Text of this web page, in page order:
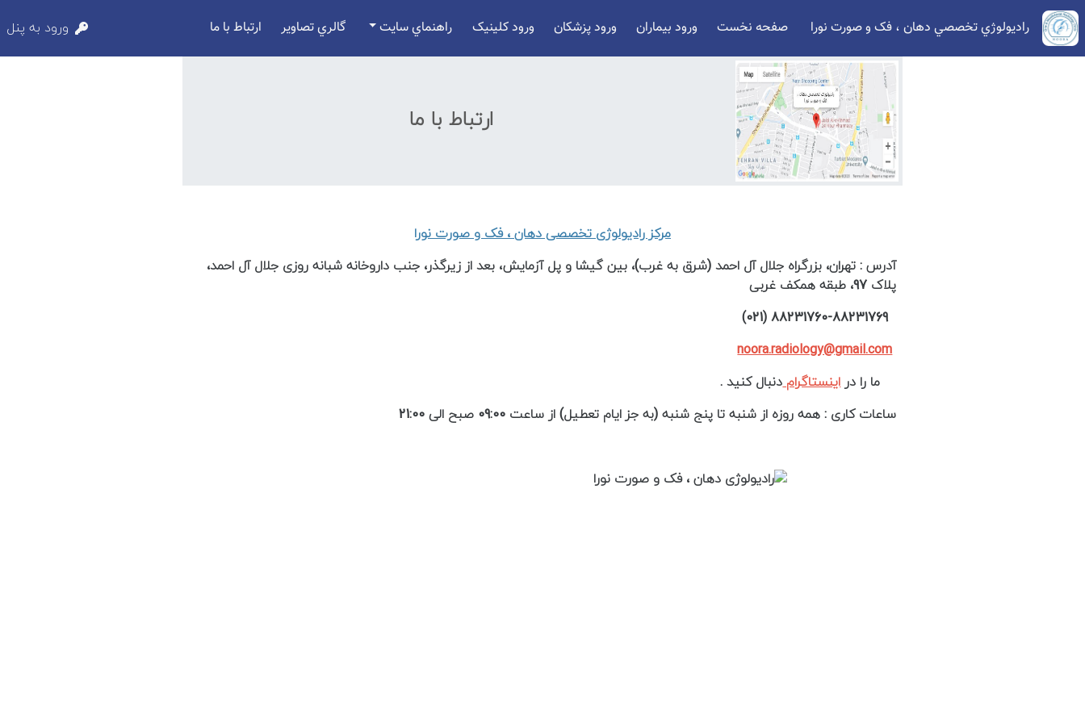
ورود به پنل صفحه نخست راهنماي سايت ارتباط با ما گالري تصاوير ورود بيماران ورود پزشکان ورود کلينيک راديولوژي تخصصي دهان ، فک و صورت نورا
ارتباط با ما
مرکز رادیولوژی تخصصی دهان ، فک و صورت نورا
آدرس : تهران، بزرگراه جلال آل احمد (شرق به غرب)، بین گیشا و پل آزمایش، بعد از زیرگذر، جنب داروخانه شبانه روزی جلال آل احمد،
پلاک 97، طبقه همکف غربی
88231760-88231769 (021)
noora.radiology@gmail.com
ما را در اینستاگرامدنبال کنید .
ساعات کاری : همه روزه از شنبه تا پنج شنبه (به جز ایام تعطیل) از ساعت 09:00 صبح الی 21:00